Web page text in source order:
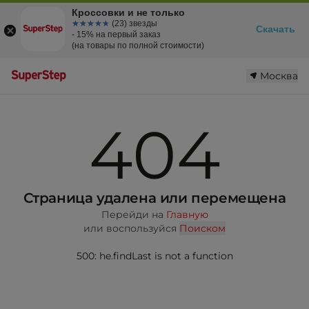
Москва
404
Страница удалена или перемещена
Перейди на Главную
или воспользуйся Поиском
500: he.findLast is not a function
Кроссовки и не только
☆☆☆☆☆
★★★★★ (23) звезды
- 15% на первый заказ
(на товары по полной стоимости)
Скачать